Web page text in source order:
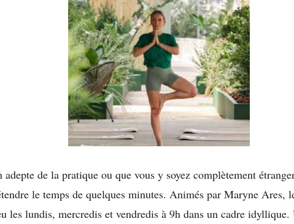
adepte de la pratique ou que vous y soyez complètement
le temps de quelques minutes. Animés par Maryne Ares,
les lundis, mercredis et vendredis à 9h dans un cadre